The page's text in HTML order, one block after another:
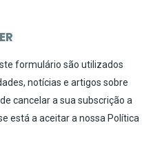
formulário são utilizados
notícias e artigos sobre
cancelar a sua subscrição a
está a aceitar a nossa Política